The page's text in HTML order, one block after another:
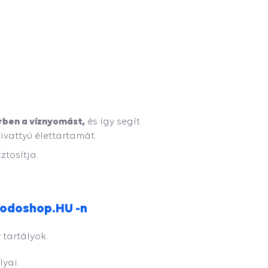
a víznyomást, és így segít
élettartamát.
-n
tartályok.